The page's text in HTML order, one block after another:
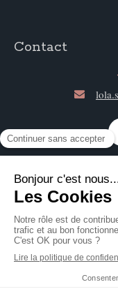
Contact
©2020 Lola Sorrenti -